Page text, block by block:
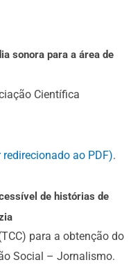
sonora para a área de
Científica
ao PDF).
de histórias de
para a obtenção do
Social – Jornalismo.